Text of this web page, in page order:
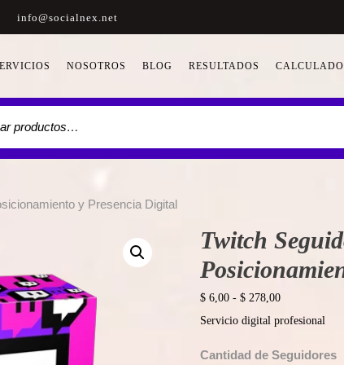
info@socialnex.net
NOSOTROS BLOG RESULTADOS
y Presencia Digital
Twitch
$6,00 - $278,00Rango
de
desde
Servicio digital profesional
Cantidad de Seguidores